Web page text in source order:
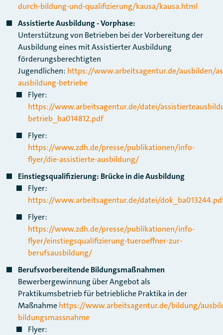
durch-bildung-und-qualifizierung/kausa/kausa.html
Assistierte Ausbildung - Vorphase:
Unterstützung von Betrieben bei der Vorbereitung der
Ausbildung eines mit Assistierter Ausbildung
förderungsberechtigten
Jugendlichen: https://www.arbeitsagentur.de/ausbilden/
ausbildung-betriebe
Flyer:
https://www.arbeitsagentur.de/datei/
betrieb_ba014812.pdf
Flyer:
https://www.zdh.de/presse/publikationen/info-
flyer/die-assistierte-ausbildung/
Einstiegsqualifizierung: Brücke in die Ausbildung
Flyer:
https://www.arbeitsagentur.de/datei/
Flyer:
https://www.zdh.de/presse/publikationen/info-
flyer/einstiegsqualifizierung-tueroeffner-zur-
berufsausbildung/
Berufsvorbereitende Bildungsmaßnahmen
Bewerbergewinnung über Angebot als
Praktikumsbetrieb für betriebliche Praktika in der
Maßnahmehttps://www.arbeitsagentur.de/bildung/
bildungsmassnahme
Flyer: